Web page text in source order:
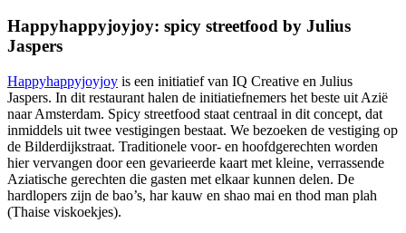
Happyhappyjoyjoy: spicy streetfood by Julius
Jaspers
Happyhappyjoyjoy is een initiatief van IQ Creative en Julius
Jaspers. In dit restaurant halen de initiatiefnemers het beste uit Azië
naar Amsterdam. Spicy streetfood staat centraal in dit concept, dat
inmiddels uit twee vestigingen bestaat. We bezoeken de vestiging op
de Bilderdijkstraat. Traditionele voor- en hoofdgerechten worden
hier vervangen door een gevarieerde kaart met kleine, verrassende
Aziatische gerechten die gasten met elkaar kunnen delen. De
hardlopers zijn de bao’s, har kauw en shao mai en thod man plah
(Thaise viskoekjes).